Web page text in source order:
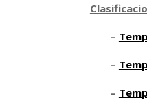
–
–
–